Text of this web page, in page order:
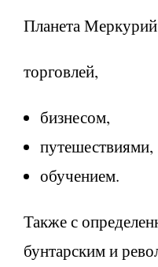
Планета
торговлей,
бизнесом,
путешествиями,
обучением.
Также с
бунтарским и